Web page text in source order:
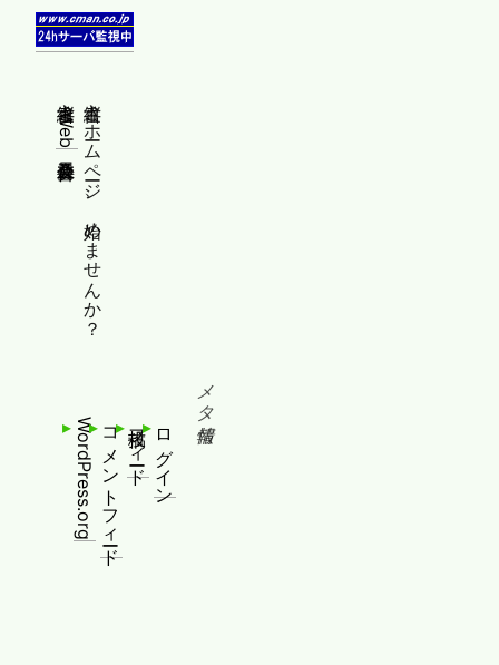
縦書きホームページ、始めませんか？
縦書きWeb普及委員会
メタ情報
ログイン
投稿フィード
コメントフィード
WordPress.org